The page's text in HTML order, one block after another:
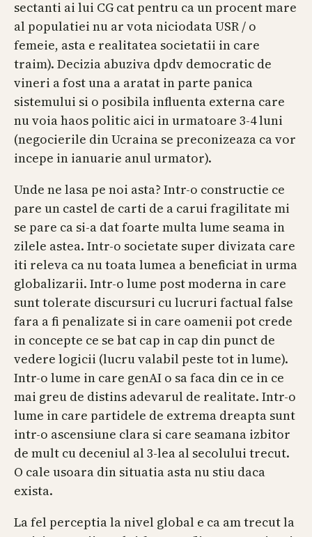
sectanti ai lui CG cat pentru ca un procent mare
al populatiei nu ar vota niciodata USR / o
femeie, asta e realitatea societatii in care
traim). Decizia abuziva dpdv democratic de
vineri a fost una a aratat in parte panica
sistemului si o posibila influenta externa care
nu voia haos politic aici in urmatoare 3-4 luni
(negocierile din Ucraina se preconizeaza ca vor
incepe in ianuarie anul urmator).
Unde ne lasa pe noi asta? Intr-o constructie ce
pare un castel de carti de a carui fragilitate mi
se pare ca si-a dat foarte multa lume seama in
zilele astea. Intr-o societate super divizata care
iti releva ca nu toata lumea a beneficiat in urma
globalizarii. Intr-o lume post moderna in care
sunt tolerate discursuri cu lucruri factual false
fara a fi penalizate si in care oamenii pot crede
in concepte ce se bat cap in cap din punct de
vedere logicii (lucru valabil peste tot in lume).
Intr-o lume in care genAI o sa faca din ce in ce
mai greu de distins adevarul de realitate. Intr-o
lume in care partidele de extrema dreapta sunt
intr-o ascensiune clara si care seamana izbitor
de mult cu deceniul al 3-lea al secolului trecut.
O cale usoara din situatia asta nu stiu daca
exista.
La fel perceptia la nivel global e ca am trecut la